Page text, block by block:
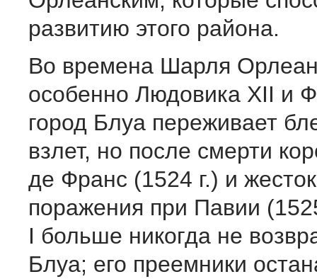
развитию этого района.
Во времена Шарля
особенно Людовика XII и
город Блуа переживает
взлет, но после смерти
де Франс (1524 г.) и
поражения при Павии
I больше никогда не
Блуа; его преемники